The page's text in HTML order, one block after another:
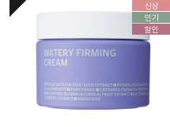
신상
인기
할인